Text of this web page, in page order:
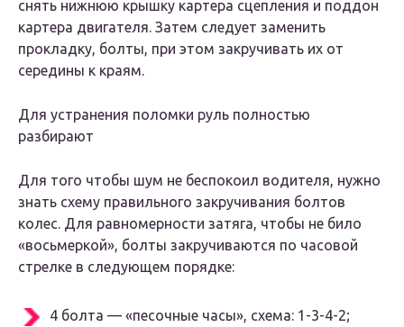
снять нижнюю крышку картера сцепления и поддон
картера двигателя. Затем следует заменить
прокладку, болты, при этом закручивать их от
середины к краям.
Для устранения поломки руль полностью
разбирают
Для того чтобы шум не беспокоил водителя, нужно
знать схему правильного закручивания болтов
колес. Для равномерности затяга, чтобы не било
«восьмеркой», болты закручиваются по часовой
стрелке в следующем порядке:
4 болта — «песочные часы», схема: 1-3-4-2;